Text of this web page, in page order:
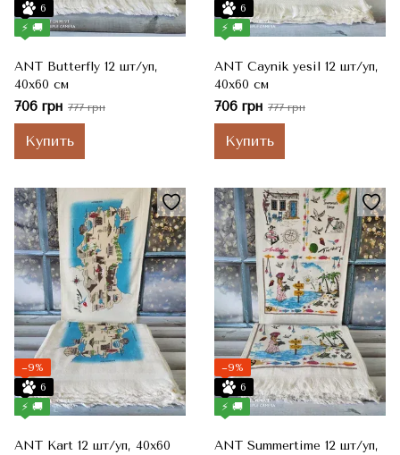
6
⚡ 🚚
ANT Butterfly 12 шт/уп,
40x60 см
706 грн 777 грн
Купить
6
⚡ 🚚
ANT Caynik yesil 12 шт/уп,
40x60 см
706 грн 777 грн
Купить
−9%
6
⚡ 🚚
ANT Kart 12 шт/уп, 40x60
−9%
6
⚡ 🚚
ANT Summertime 12 шт/уп,